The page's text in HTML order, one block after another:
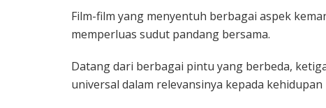
Film-film yang menyentuh berbagai aspek
memperluas sudut pandang bersama.
Datang dari berbagai pintu yang berbeda,
universal dalam relevansinya kepada kehidupan